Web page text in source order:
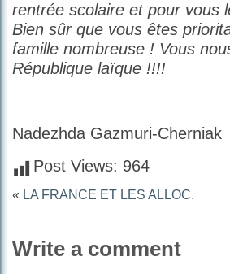
rentrée scolaire et pour vous
Bien sûr que vous êtes
famille nombreuse ! Vous
République laïque !!!!
Nadezhda Gazmuri-Cherniak
Post Views: 964
« LA FRANCE ET LES ALLOC.
Write a comment